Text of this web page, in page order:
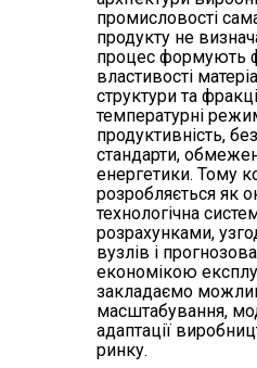
промисловості
продукту не
процес формують
властивості
структури та
температурні
продуктивність,
стандарти,
енергетики. Тому
розробляється як
технологічна
розрахунками,
вузлів і
економікою
закладаємо
масштабування,
адаптації
ринку.